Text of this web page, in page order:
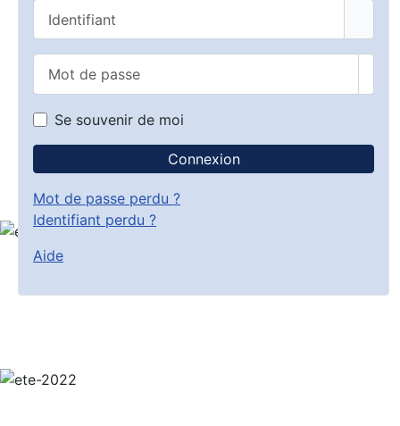
Se souvenir de moi
Connexion
Mot de passe perdu ?
Identifiant perdu ?
Aide